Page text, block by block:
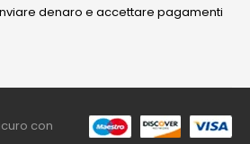
denaro e accettare pagamenti
con